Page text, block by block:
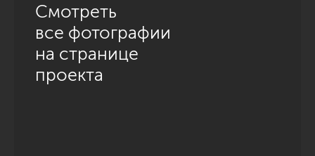
Смотреть
все фотографии
на странице
проекта